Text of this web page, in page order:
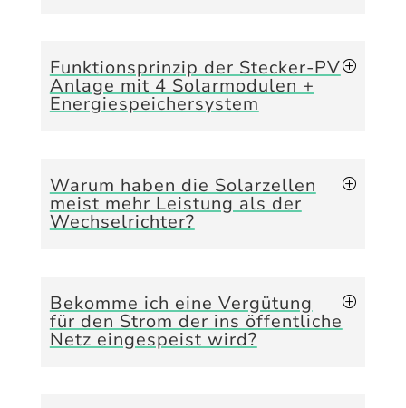
Funktionsprinzip der Stecker-PV
Anlage mit 4 Solarmodulen +
Energiespeichersystem
Warum haben die Solarzellen
meist mehr Leistung als der
Wechselrichter?
Bekomme ich eine Vergütung
für den Strom der ins öffentliche
Netz eingespeist wird?